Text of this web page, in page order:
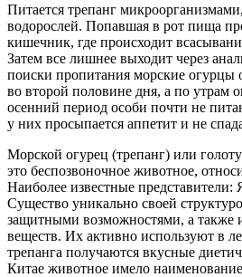
Питается трепанг
водорослей. Попавшая в рот пища
кишечник, где происходит
Затем все лишнее выходит через
поиски пропитания морские огурцы
во второй половине дня, а по утрам
осенний период особи почти не
у них просыпается аппетит и не
Морской огурец (трепанг) или
это беспозвоночное животное,
Наиболее известные
Существо уникально своей
защитными возможностями, а также
веществ. Их активно используют в
трепанга получаются вкусные
Китае животное имело